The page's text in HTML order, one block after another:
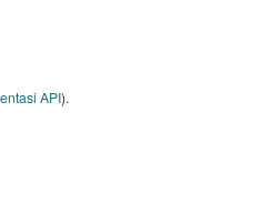
API).